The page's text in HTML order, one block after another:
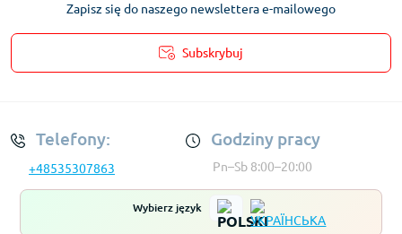
Zapisz się do naszego newslettera e-mailowego
Subskrybuj
Telefony:
+48535307863
Godziny pracy
Pn–Sb 8:00–20:00
Wybierz język